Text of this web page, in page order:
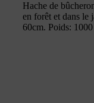
Hache de
en forêt et dans le
60cm. Poids: